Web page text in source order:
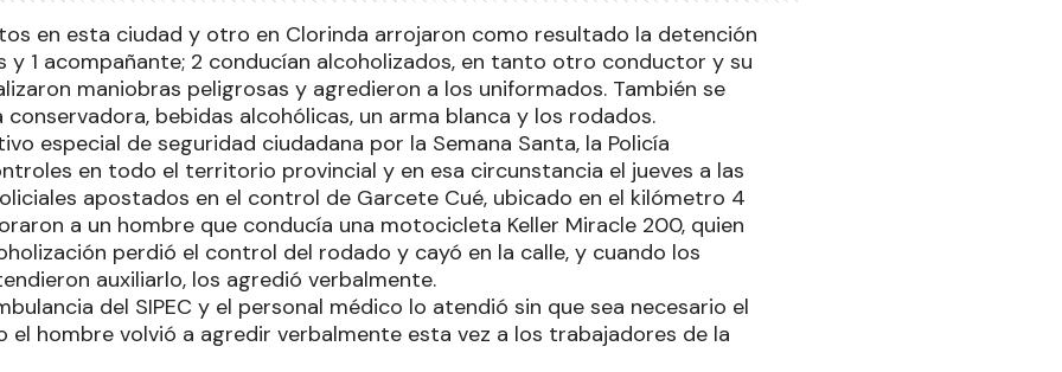
en esta ciudad y otro en Clorinda arrojaron como resultado la detención
y 1 acompañante; 2 conducían alcoholizados, en tanto otro conductor y su
maniobras peligrosas y agredieron a los uniformados. También se
bebidas alcohólicas, un arma blanca y los rodados.
especial de seguridad ciudadana por la Semana Santa, la Policía
en todo el territorio provincial y en esa circunstancia el jueves a las
apostados en el control de Garcete Cué, ubicado en el kilómetro 4
a un hombre que conducía una motocicleta Keller Miracle 200, quien
perdió el control del rodado y cayó en la calle, y cuando los
auxiliarlo, los agredió verbalmente.
del SIPEC y el personal médico lo atendió sin que sea necesario el
el hombre volvió a agredir verbalmente esta vez a los trabajadores de la